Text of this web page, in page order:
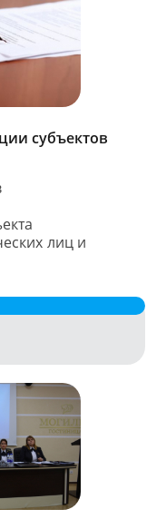
субъектов
лиц и